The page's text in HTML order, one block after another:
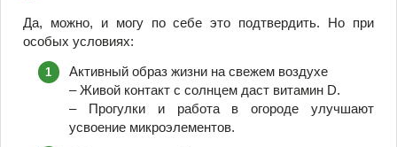
Да, можно, и могу по себе это подтвердить. Но при
особых условиях:
Активный образ жизни на свежем воздухе
– Живой контакт с солнцем даст витамин D.
– Прогулки и работа в огороде улучшают
усвоение микроэлементов.